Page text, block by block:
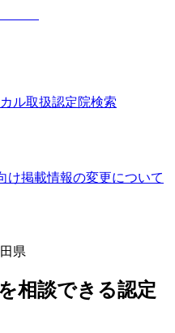
ル取扱認定院検索
け掲載情報の変更について
県
相談できる認定